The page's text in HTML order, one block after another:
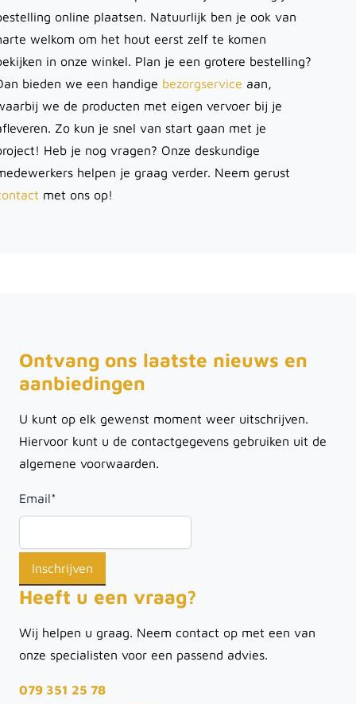
online plaatsen. Natuurlijk ben je ook van
welkom om het hout eerst zelf te komen
in onze winkel. Plan je een grotere bestelling?
bieden we een handige bezorgservice aan,
we de producten met eigen vervoer bij je
Zo kun je snel van start gaan met je
Heb je nog vragen? Onze deskundige
helpen je graag verder. Neem gerust
met ons op!
Ontvang ons laatste nieuws en
aanbiedingen
U kunt op elk gewenst moment weer uitschrijven.
Hiervoor kunt u de contactgegevens gebruiken uit de
algemene voorwaarden.
Email*
Heeft u een vraag?
Wij helpen u graag. Neem contact op met een van
onze specialisten voor een passend advies.
079 351 25 78